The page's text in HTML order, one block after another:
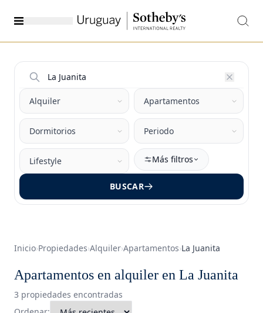
Más filtros
BUSCAR
Inicio›Propiedades›Alquiler›Apartamentos›La Juanita
Apartamentos en alquiler en La Juanita
3 propiedades encontradas